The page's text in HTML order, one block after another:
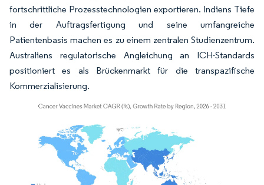
fortschrittliche Prozesstechnologien exportieren. Indiens Tiefe
in der Auftragsfertigung und seine umfangreiche
Patientenbasis machen es zu einem zentralen Studienzentrum.
Australiens regulatorische Angleichung an ICH-Standards
positioniert es als Brückenmarkt für die transpazifische
Kommerzialisierung.